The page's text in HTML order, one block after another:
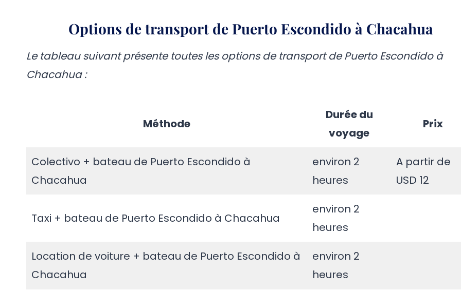
Options de transport de Puerto Escondido à Chacahua
Le tableau suivant présente toutes les options de transport de Puerto Escondido à
Chacahua :
Méthode
Durée du
voyage
Prix
Colectivo + bateau de Puerto Escondido à
Chacahua
environ 2
heures
A partir de
USD 12
Taxi + bateau de Puerto Escondido à Chacahua
environ 2
heures
Location de voiture + bateau de Puerto Escondido à
Chacahua
environ 2
heures